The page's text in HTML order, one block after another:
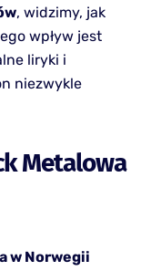
, widzimy, jak
wpływ jest
liryki i
niezwykle
Metalowa
w Norwegii